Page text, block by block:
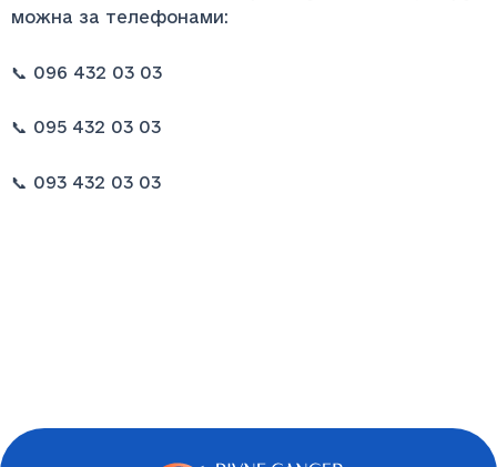
можна за телефонами:
📞 096 432 03 03
📞 095 432 03 03
📞 093 432 03 03